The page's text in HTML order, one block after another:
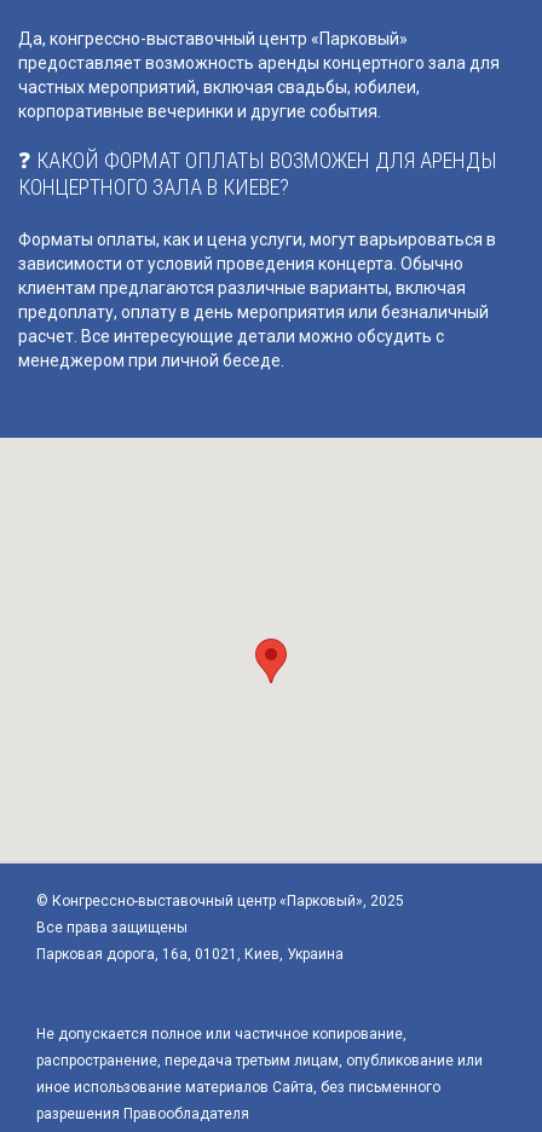
Да, конгрессно-выставочный центр «Парковый»
предоставляет возможность аренды концертного зала для
частных мероприятий, включая свадьбы, юбилеи,
корпоративные вечеринки и другие события.
❓ КАКОЙ ФОРМАТ ОПЛАТЫ ВОЗМОЖЕН ДЛЯ АРЕНДЫ
КОНЦЕРТНОГО ЗАЛА В КИЕВЕ?
Форматы оплаты, как и цена услуги, могут варьироваться в
зависимости от условий проведения концерта. Обычно
клиентам предлагаются различные варианты, включая
предоплату, оплату в день мероприятия или безналичный
расчет. Все интересующие детали можно обсудить с
менеджером при личной беседе.
© Конгрессно-выставочный центр «Парковый», 2025
Все права защищены
Парковая дорога, 16а, 01021, Киев, Украина
Не допускается полное или частичное копирование,
распространение, передача третьим лицам, опубликование или
иное использование материалов Сайта, без письменного
разрешения Правообладателя